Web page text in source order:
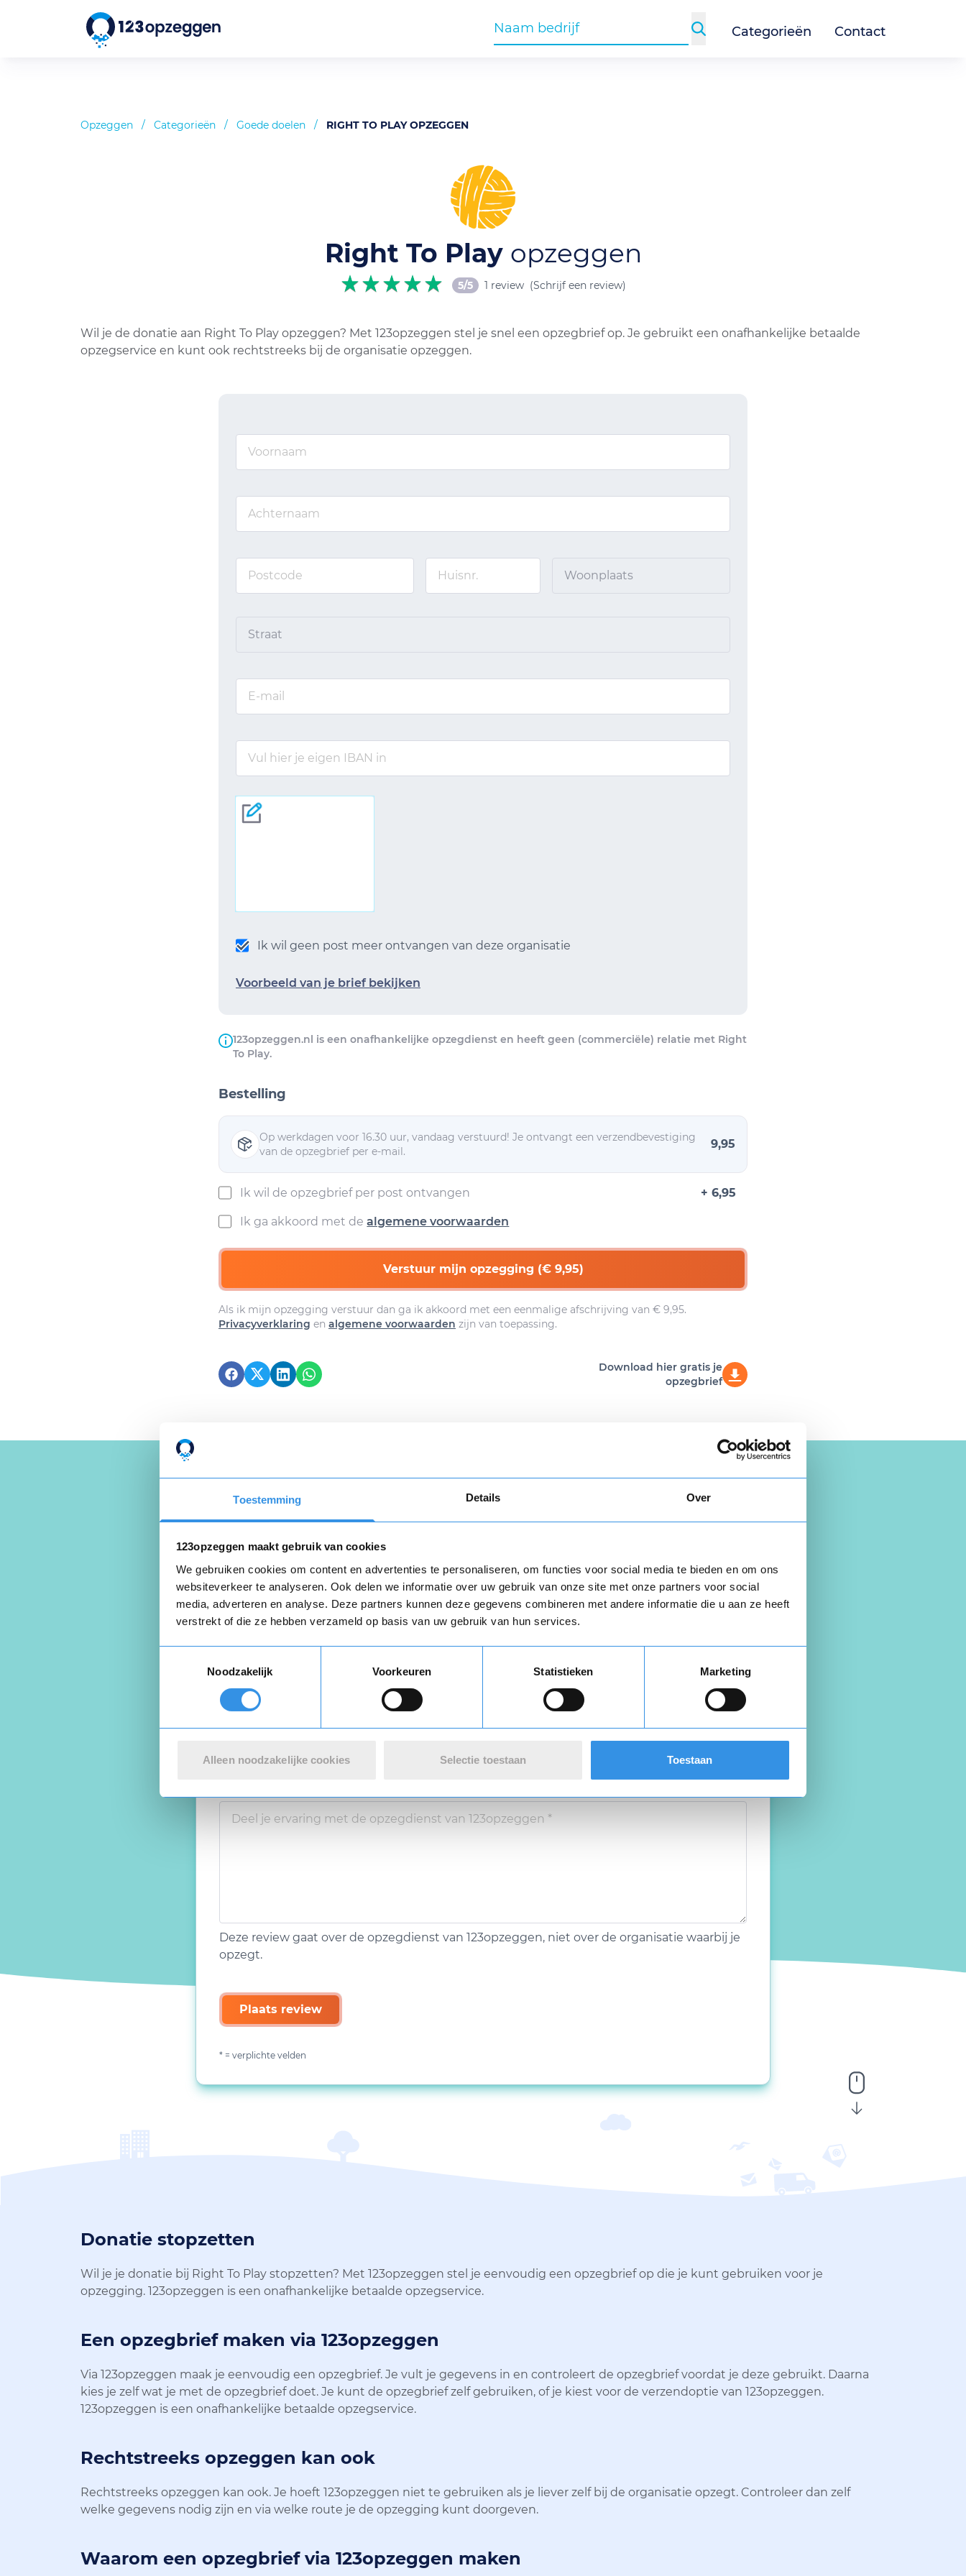
Toestemming Details Over
123opzeggen maakt gebruik van cookies
We gebruiken cookies om content en advertenties te personaliseren, om functies voor social media te bieden en om ons
websiteverkeer te analyseren. Ook delen we informatie over uw gebruik van onze site met onze partners voor social
media, adverteren en analyse. Deze partners kunnen deze gegevens combineren met andere informatie die u aan ze heeft
verstrekt of die ze hebben verzameld op basis van uw gebruik van hun services.
Noodzakelijk
Voorkeuren Statistieken Marketing
Alleen noodzakelijke cookies Selectie toestaan Toestaan
Categorieën Contact
Opzeggen / Categorieën / Goede doelen / RIGHT TO PLAY OPZEGGEN
Right To Play opzeggen
5/5 1 review (Schrijf een review)
Wil je de donatie aan Right To Play opzeggen? Met 123opzeggen stel je snel een opzegbrief op. Je gebruikt een onafhankelijke betaalde
opzegservice en kunt ook rechtstreeks bij de organisatie opzeggen.
Woonplaats
Straat
Ik wil geen post meer ontvangen van deze organisatie
Voorbeeld van je brief bekijken
123opzeggen.nl is een onafhankelijke opzegdienst en heeft geen (commerciële) relatie met Right
To Play.
Bestelling
Op werkdagen voor 16.30 uur, vandaag verstuurd! Je ontvangt een verzendbevestiging
van de opzegbrief per e-mail.
9,95
Ik wil de opzegbrief per post ontvangen + 6,95
Ik ga akkoord met dealgemene voorwaarden
Verstuur mijn opzegging (€ 9,95)
Als ik mijn opzegging verstuur dan ga ik akkoord met een eenmalige afschrijving van € 9,95.
Privacyverklaring en algemene voorwaarden zijn van toepassing.
Download hier gratis je
opzegbrief
Schrijf een review over 123opzeggen
Deel je ervaring met de opzegdienst van 123opzeggen
Beoordeel je ervaring *
Deze review gaat over de opzegdienst van 123opzeggen, niet over de organisatie waarbij je
opzegt.
Plaats review
* = verplichte velden
Donatie stopzetten
Wil je je donatie bij Right To Play stopzetten? Met 123opzeggen stel je eenvoudig een opzegbrief op die je kunt gebruiken voor je
opzegging. 123opzeggen is een onafhankelijke betaalde opzegservice.
Een opzegbrief maken via 123opzeggen
Via 123opzeggen maak je eenvoudig een opzegbrief. Je vult je gegevens in en controleert de opzegbrief voordat je deze gebruikt. Daarna
kies je zelf wat je met de opzegbrief doet. Je kunt de opzegbrief zelf gebruiken, of je kiest voor de verzendoptie van 123opzeggen.
123opzeggen is een onafhankelijke betaalde opzegservice.
Rechtstreeks opzeggen kan ook
Rechtstreeks opzeggen kan ook. Je hoeft 123opzeggen niet te gebruiken als je liever zelf bij de organisatie opzegt. Controleer dan zelf
welke gegevens nodig zijn en via welke route je de opzegging kunt doorgeven.
Waarom een opzegbrief via 123opzeggen maken